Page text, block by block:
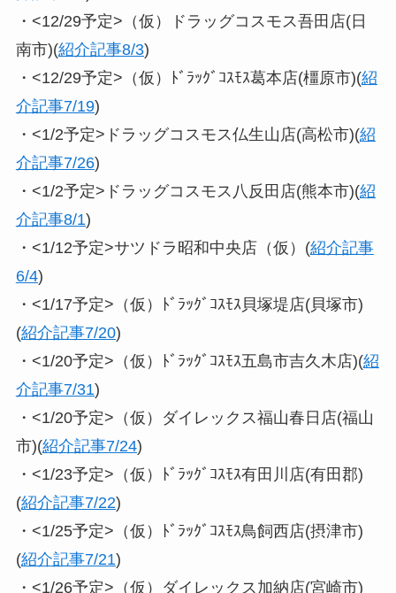
・<12/29予定>（仮）ドラッグコスモス吾田店(日
南市)(紹介記事8/3)
・<12/29予定>（仮）ﾄﾞﾗｯｸﾞｺｽﾓｽ葛本店(橿原市)(紹
介記事7/19)
・<1/2予定>ドラッグコスモス仏生山店(高松市)(紹
介記事7/26)
・<1/2予定>ドラッグコスモス八反田店(熊本市)(紹
介記事8/1)
・<1/12予定>サツドラ昭和中央店（仮）(紹介記事
6/4)
・<1/17予定>（仮）ﾄﾞﾗｯｸﾞｺｽﾓｽ貝塚堤店(貝塚市)
(紹介記事7/20)
・<1/20予定>（仮）ﾄﾞﾗｯｸﾞｺｽﾓｽ五島市吉久木店)(紹
介記事7/31)
・<1/20予定>（仮）ダイレックス福山春日店(福山
市)(紹介記事7/24)
・<1/23予定>（仮）ﾄﾞﾗｯｸﾞｺｽﾓｽ有田川店(有田郡)
(紹介記事7/22)
・<1/25予定>（仮）ﾄﾞﾗｯｸﾞｺｽﾓｽ鳥飼西店(摂津市)
(紹介記事7/21)
・<1/26予定>（仮）ダイレックス加納店(宮崎市)